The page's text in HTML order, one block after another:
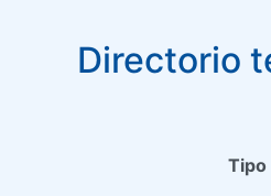
Directorio
Tipo